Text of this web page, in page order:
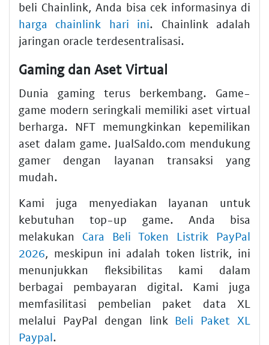
beli Chainlink, Anda bisa cek informasinya di
harga chainlink hari ini. Chainlink adalah
jaringan oracle terdesentralisasi.
Gaming dan Aset Virtual
Dunia gaming terus berkembang. Game-
game modern seringkali memiliki aset virtual
berharga. NFT memungkinkan kepemilikan
aset dalam game. JualSaldo.com mendukung
gamer dengan layanan transaksi yang
mudah.
Kami juga menyediakan layanan untuk
kebutuhan top-up game. Anda bisa
melakukan Cara Beli Token Listrik PayPal
2026, meskipun ini adalah token listrik, ini
menunjukkan fleksibilitas kami dalam
berbagai pembayaran digital. Kami juga
memfasilitasi pembelian paket data XL
melalui PayPal dengan link Beli Paket XL
Paypal.